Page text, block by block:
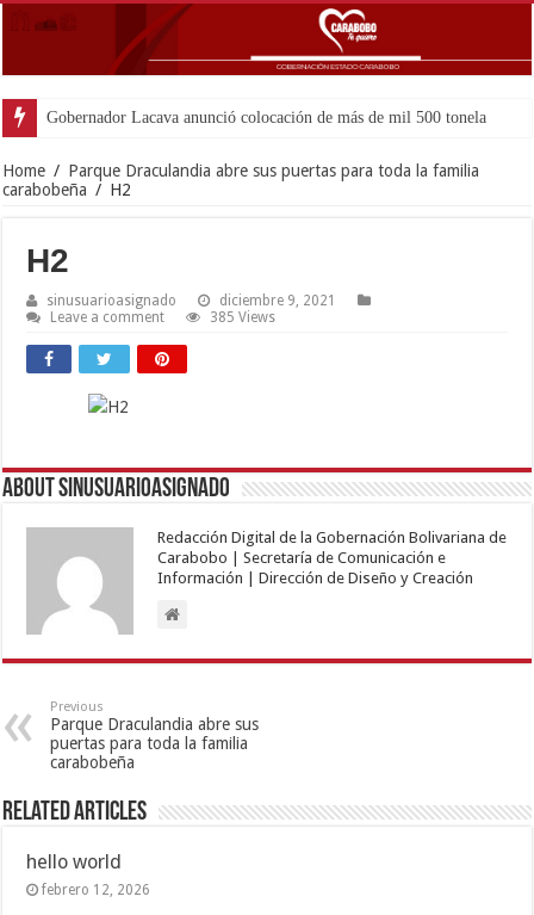
Home / Parque Draculandia abre sus puertas para toda la familia
carabobeña / H2
H2
sinusuarioasignado
diciembre 9, 2021
Leave a comment
385 Views
About sinusuarioasignado
Redacción Digital de la Gobernación Bolivariana de
Carabobo | Secretaría de Comunicación e
Información | Dirección de Diseño y Creación
Previous
Parque Draculandia abre sus
puertas para toda la familia
carabobeña
Related Articles
hello world
febrero 12, 2026